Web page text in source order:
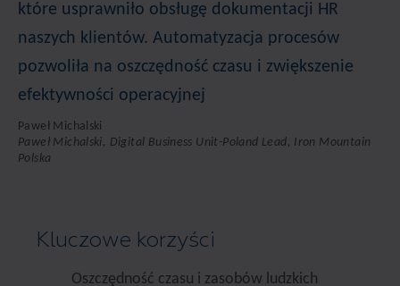
które usprawniło obsługę dokumentacji HR
naszych klientów. Automatyzacja procesów
pozwoliła na oszczędność czasu i zwiększenie
efektywności operacyjnej
Paweł Michalski
Paweł Michalski, Digital Business Unit-Poland Lead, Iron Mountain
Polska
Kluczowe korzyści
Oszczędność czasu i zasobów ludzkich